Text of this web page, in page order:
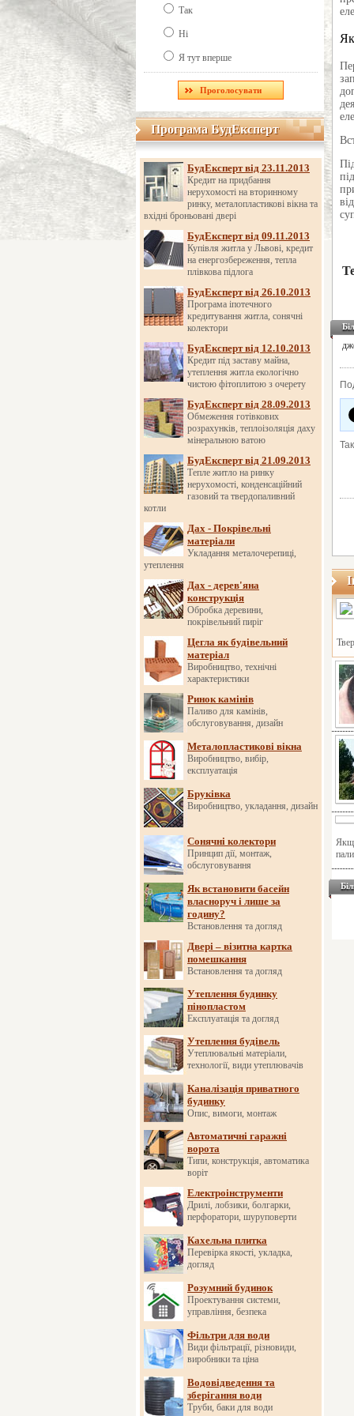
Так
Ні
Я тут вперше
Програма БудЕксперт
Програма БудЕксперт
БудЕксперт від 23.11.2013
Кредит на придбання
нерухомості на вторинному
ринку, металопластикові вікна та
вхідні броньовані двері
БудЕксперт від 09.11.2013
Купівля житла у Львові, кредит
на енергозбереження, тепла
плівкова підлога
БудЕксперт від 26.10.2013
Програма іпотечного
кредитування житла, сонячні
колектори
БудЕксперт від 12.10.2013
Кредит під заставу майна,
утеплення житла екологічно
чистою фітоплитою з очерету
БудЕксперт від 28.09.2013
Обмеження готівкових
розрахунків, теплоізоляція даху
мінеральною ватою
БудЕксперт від 21.09.2013
Тепле житло на ринку
нерухомості, конденсаційний
газовий та твердопаливний
котли
Дах - Покрівельні
матеріали
Укладання металочерепиці,
утеплення
Дах - дерев'яна
конструкція
Обробка деревини,
покрівельний пиріг
Цегла як будівельний
матеріал
Виробництво, технічні
характеристики
Ринок камінів
Паливо для камінів,
обслуговування, дизайн
Металопластикові вікна
Виробництво, вибір,
експлуатація
Бруківка
Виробництво, укладання, дизайн
Сонячні колектори
Принцип дії, монтаж,
обслуговування
Як встановити басейн
власноруч і лише за
годину?
Встановлення та догляд
Двері – візитна картка
помешкання
Встановлення та догляд
Утеплення будинку
пінопластом
Експлуатація та догляд
Утеплення будівель
Утеплювальні матеріали,
технології, види утеплювачів
Каналізація приватного
будинку
Опис, вимоги, монтаж
Автоматичні гаражні
ворота
Типи, конструкція, автоматика
воріт
Електроінструменти
Дрилі, лобзики, болгарки,
перфоратори, шуруповерти
Кахельна плитка
Перевірка якості, укладка,
догляд
Розумний будинок
Проектування системи,
управління, безпека
Фільтри для води
Види фільтрації, різновиди,
виробники та ціна
Водовідведення та
зберігання води
Труби, баки для води